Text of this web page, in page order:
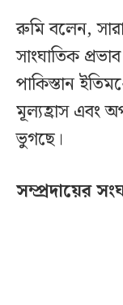
রুমি বলেন,
সাংঘাতিক
পাকিস্তান
মূল্যহ্রাস এবং
ভুগছে।
সম্প্রদায়ের